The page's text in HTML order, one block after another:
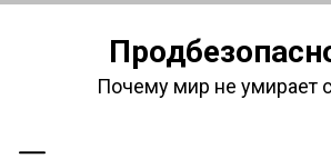
содержимому
Почему мир не умирает